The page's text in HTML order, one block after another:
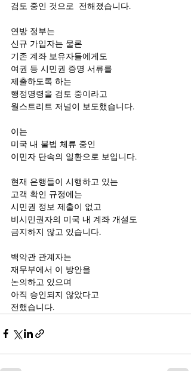
검토 중인 것으로  전해졌습니다.
연방 정부는
신규 가입자는 물론
기존 계좌 보유자들에게도
여권 등 시민권 증명 서류를
제출하도록 하는
행정명령을 검토 중이라고
월스트리트 저널이 보도했습니다.
이는
미국 내 불법 체류 중인
이민자 단속의 일환으로 보입니다.
현재 은행들이 시행하고 있는
고객 확인 규정에는
시민권 정보 제출이 없고
비시민권자의 미국 내 계좌 개설도
금지하지 않고 있습니다.
백악관 관계자는
재무부에서 이 방안을
논의하고 있으며
아직 승인되지 않았다고
전했습니다.